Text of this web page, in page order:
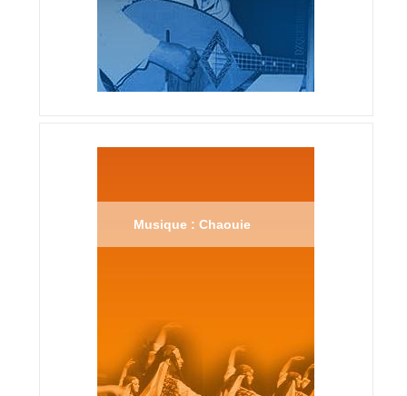
Musique : Chaouie